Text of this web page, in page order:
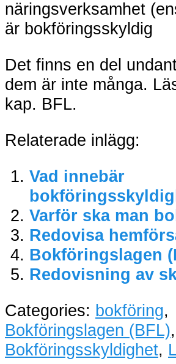
näringsverksamhet
är bokföringsskyldig
Det finns en del
dem är inte många.
kap. BFL.
Relaterade inlägg:
Vad innebär
Varför ska man
Redovisa
Bokföringslagen
Redovisning av
Categories: bokföring,
Bokföringslagen (BFL),
Bokföringsskyldighet,